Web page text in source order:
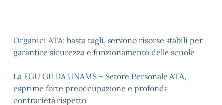
Organici ATA: basta tagli, servono risorse stabili per
garantire sicurezza e funzionamento delle scuole
La FGU GILDA UNAMS – Setore Personale ATA,
esprime forte preoccupazione e profonda
contrarietà rispetto